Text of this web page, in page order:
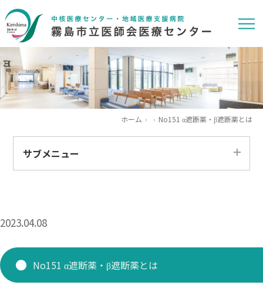
ホーム No151 α遮断薬・β遮断薬とは
サブメニュー
求人情報
2023.04.08
No151 α遮断薬・β遮断薬とは